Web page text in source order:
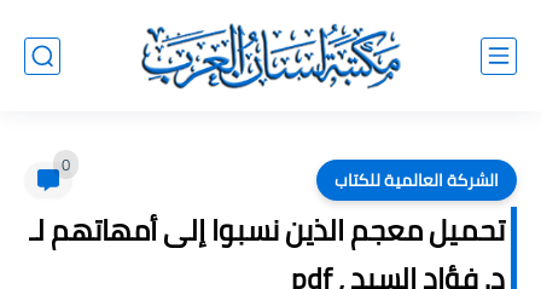
الشركة العالمية للكتاب 0
تحميل معجم الذين نسبوا إلى أمهاتهم لـ